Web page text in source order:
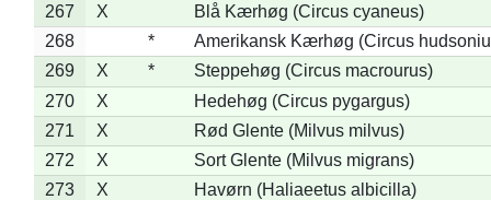
267
X
Blå Kærhøg (Circus cyaneus)
268
*
Amerikansk Kærhøg (Circus
269
X *
Steppehøg (Circus macrourus)
270
X
Hedehøg (Circus pygargus)
271
X
Rød Glente (Milvus milvus)
272
X
Sort Glente (Milvus migrans)
273
X
Havørn (Haliaeetus albicilla)